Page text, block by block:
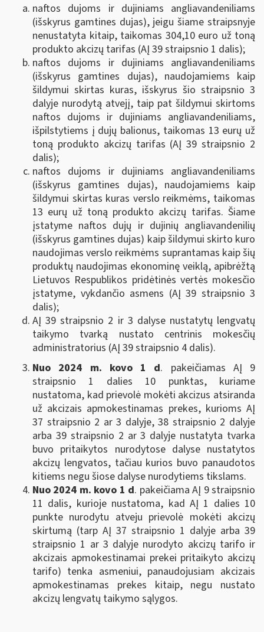
naftos dujoms ir dujiniams angliavandeniliams
(išskyrus gamtines dujas), jeigu šiame straipsnyje
nenustatyta kitaip, taikomas 304,10 euro už toną
produkto akcizų tarifas (AĮ 39 straipsnio 1 dalis);
naftos dujoms ir dujiniams angliavandeniliams
(išskyrus gamtines dujas), naudojamiems kaip
šildymui skirtas kuras, išskyrus šio straipsnio 3
dalyje nurodytą atvejį, taip pat šildymui skirtoms
naftos dujoms ir dujiniams angliavandeniliams,
išpilstytiems į dujų balionus, taikomas 13 eurų už
toną produkto akcizų tarifas (AĮ 39 straipsnio 2
dalis);
naftos dujoms ir dujiniams angliavandeniliams
(išskyrus gamtines dujas), naudojamiems kaip
šildymui skirtas kuras verslo reikmėms, taikomas
13 eurų už toną produkto akcizų tarifas. Šiame
įstatyme naftos dujų ir dujinių angliavandenilių
(išskyrus gamtines dujas) kaip šildymui skirto kuro
naudojimas verslo reikmėms suprantamas kaip šių
produktų naudojimas ekonominę veiklą, apibrėžtą
Lietuvos Respublikos pridėtinės vertės mokesčio
įstatyme, vykdančio asmens (AĮ 39 straipsnio 3
dalis);
AĮ 39 straipsnio 2 ir 3 dalyse nustatytų lengvatų
taikymo tvarką nustato centrinis mokesčių
administratorius (AĮ 39 straipsnio 4 dalis).
Nuo 2024 m. kovo 1 d. pakeičiamas AĮ 9
straipsnio 1 dalies 10 punktas, kuriame
nustatoma, kad prievolė mokėti akcizus atsiranda
už akcizais apmokestinamas prekes, kurioms AĮ
37 straipsnio 2 ar 3 dalyje, 38 straipsnio 2 dalyje
arba 39 straipsnio 2 ar 3 dalyje nustatyta tvarka
buvo pritaikytos nurodytose dalyse nustatytos
akcizų lengvatos, tačiau kurios buvo panaudotos
kitiems negu šiose dalyse nurodytiems tikslams.
Nuo 2024 m. kovo 1 d. pakeičiama AĮ 9 straipsnio
11 dalis, kurioje nustatoma, kad AĮ 1 dalies 10
punkte nurodytu atveju prievolė mokėti akcizų
skirtumą (tarp AĮ 37 straipsnio 1 dalyje arba 39
straipsnio 1 ar 3 dalyje nurodyto akcizų tarifo ir
akcizais apmokestinamai prekei pritaikyto akcizų
tarifo) tenka asmeniui, panaudojusiam akcizais
apmokestinamas prekes kitaip, negu nustato
akcizų lengvatų taikymo sąlygos.